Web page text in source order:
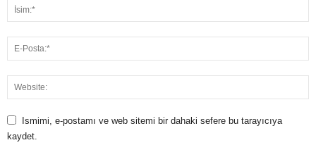
Ismimi, e-postamı ve web sitemi bir dahaki sefere bu tarayıcıya
kaydet.